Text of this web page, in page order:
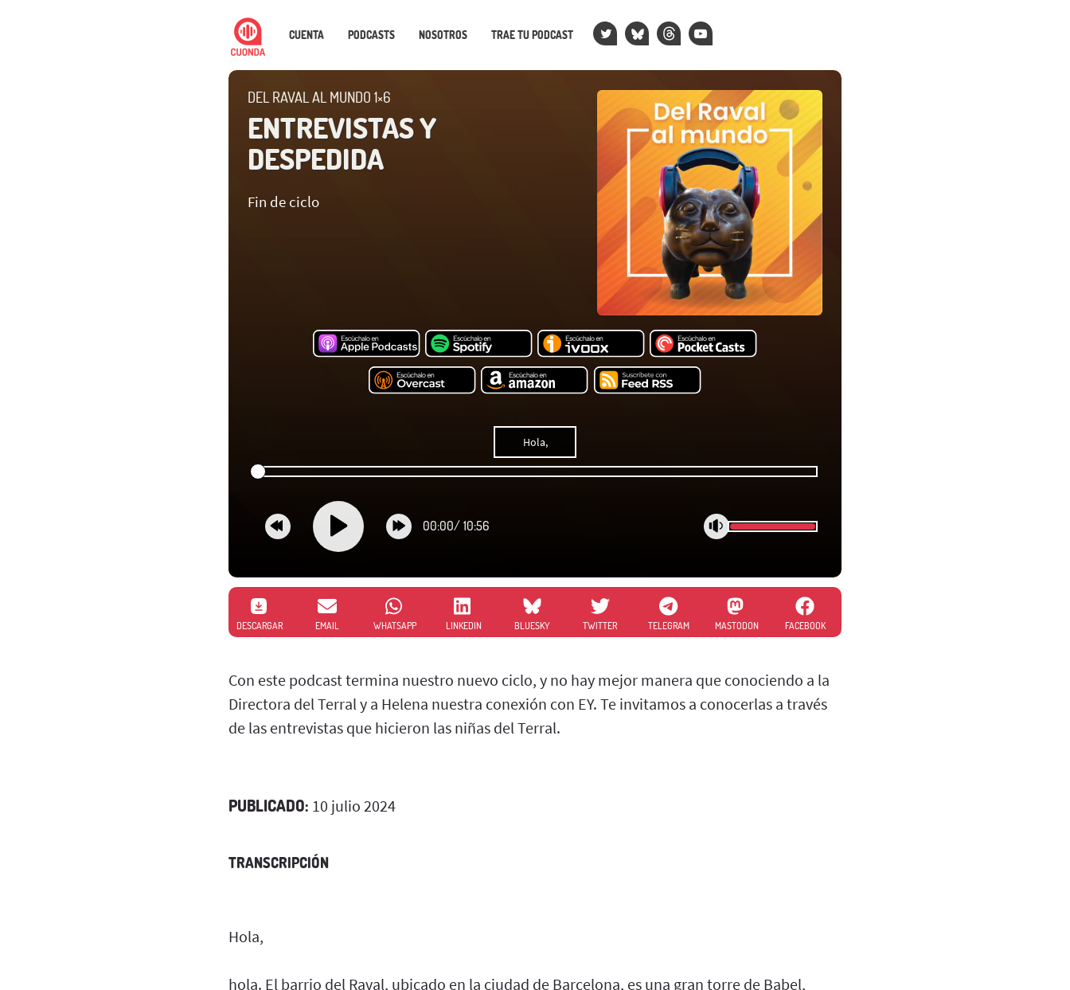
CUENTA PODCASTS NOSOTROS TRAE TU PODCAST
DEL RAVAL AL MUNDO 1×6
ENTREVISTAS Y
DESPEDIDA
Fin de ciclo
Hola,
00:00/ 10:56
DESCARGAR EMAIL WHATSAPP LINKEDIN BLUESKY TWITTER TELEGRAM MASTODON FACEBOOK
Con este podcast termina nuestro nuevo ciclo, y no hay mejor manera que conociendo a la
Directora del Terral y a Helena nuestra conexión con EY. Te invitamos a conocerlas a través
de las entrevistas que hicieron las niñas del Terral.
PUBLICADO: 10 julio 2024
TRANSCRIPCIÓN
Hola,
hola. El barrio del Raval, ubicado en la ciudad de Barcelona, es una gran torre de Babel,